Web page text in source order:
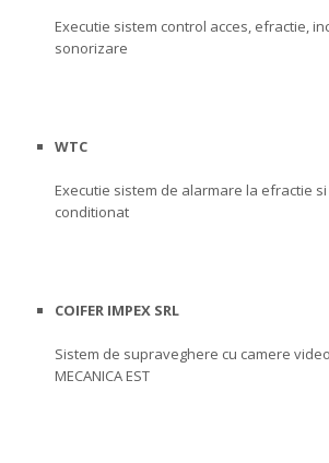
Executie sistem control acces, efractie,
sonorizare
WTC
Executie sistem de alarmare la efractie
conditionat
COIFER IMPEX SRL
Sistem de supraveghere cu camere
MECANICA EST